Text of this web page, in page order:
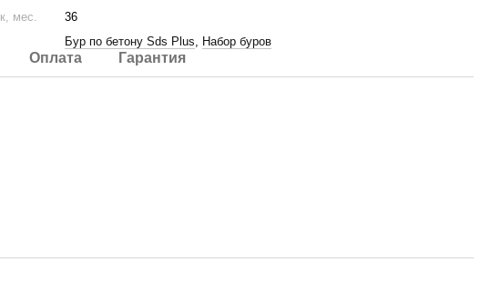
мес.
36
Бур по бетону Sds Plus, Набор буров
Оплата Гарантия